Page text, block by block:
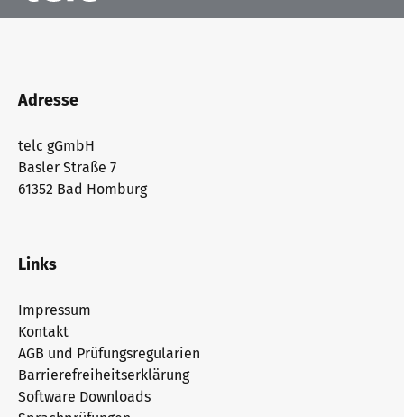
Adresse
telc gGmbH
Basler Straße 7
61352 Bad Homburg
Links
Impressum
Kontakt
AGB und Prüfungsregularien
Barrierefreiheitserklärung
Software Downloads